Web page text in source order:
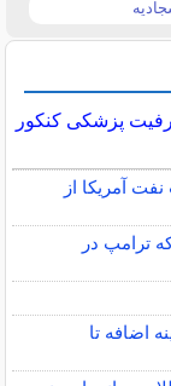
پزشکی کنکور
نفت آمریکا از
که ترامپ در
اضافه تا